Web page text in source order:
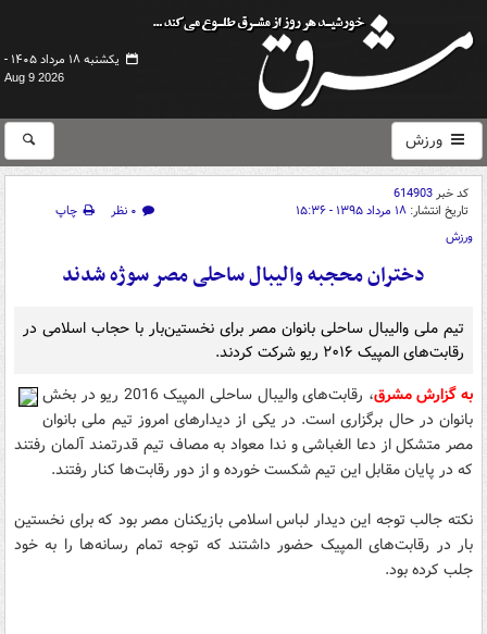
یکشنبه ۱۸ مرداد ۱۴۰۵ -
Aug 9 2026
ورزش
کد خبر614903
تاریخ انتشار: ۱۸ مرداد ۱۳۹۵ - ۱۵:۳۶ ۰ نظر
چاپ
ورزش
دختران محجبه والیبال ساحلی مصر سوژه شدند
تیم ملی والیبال ساحلی بانوان مصر برای نخستین‌بار با حجاب اسلامی در
رقابت‌های المپیک ۲۰۱۶ ریو شرکت کردند.
به گزارش مشرق
، رقابت‌های والیبال ساحلی المپیک 2016 ریو در بخش
بانوان در حال برگزاری است. در یکی از دیدارهای امروز تیم ملی بانوان
مصر متشکل از دعا الغباشی و ندا معواد به مصاف تیم قدرتمند آلمان رفتند
که در پایان مقابل این تیم شکست خورده و از دور رقابت‌ها کنار رفتند.
نکته جالب توجه این دیدار لباس اسلامی بازیکنان مصر بود که برای نخستین
بار در رقابت‌های المپیک حضور داشتند که توجه تمام رسانه‌ها را به خود
جلب کرده بود.